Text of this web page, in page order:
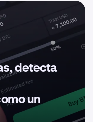
detecta
un